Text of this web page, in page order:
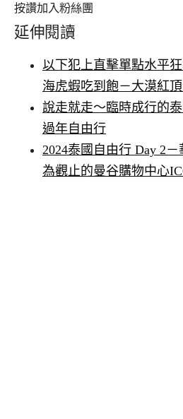
按讚加入粉絲團
延伸閱讀
以下犯上直擊單點水平
海虎蝦吃到飽－大漠紅
說走就走～臨時成行的
過年自由行
2024泰國自由行 Day 2
為觀止的曼谷購物中心